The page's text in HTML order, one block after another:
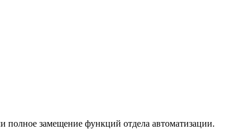
замещение функций отдела автоматизации.